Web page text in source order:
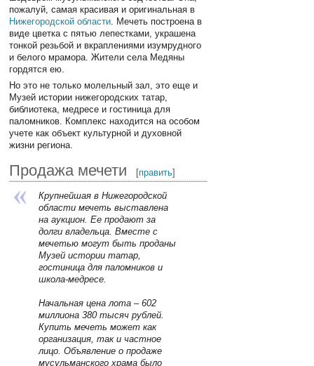
пожалуй, самая красивая и оригинальная в
Нижегородской области . Мечеть построена в
виде цветка с пятью лепестками, украшена
тонкой резьбой и вкраплениями изумрудного
и белого мрамора. Жители села Медяны
гордятся ею.
Но это не только молельный зал, это еще и
Музей истории нижегородских татар,
библиотека, медресе и гостиница для
паломников. Комплекс находится на особом
учете как объект культурной и духовной
жизни региона.
Продажа мечети [править]
Крупнейшая в Нижегородской
области мечеть выставлена
на аукцион. Ее продают за
долги владельца. Вместе с
мечетью могут быть проданы
Музей истории татар,
гостиница для паломников и
школа-медресе.
Начальная цена лота – 602
миллиона 380 тысяч рублей.
Купить мечеть может как
организация, так и частное
лицо. Объявление о продаже
мусульманского храма было